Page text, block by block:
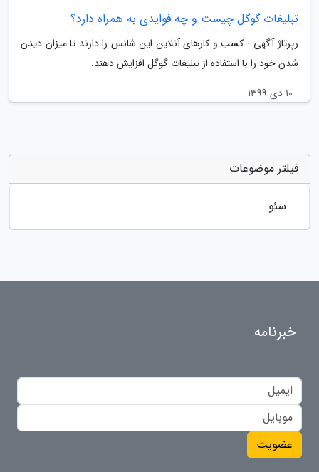
تبلیغات گوگل چیست و چه فوایدی به همراه دارد؟
رپرتاژ آگهی - کسب و کارهای آنلاین این شانس را دارند تا میزان دیدن
شدن خود را با استفاده از تبلیغات گوگل افزایش دهند.
10 دی 1399
فیلتر موضوعات
سئو
خبرنامه
عضویت